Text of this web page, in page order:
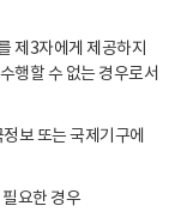
제3자에게 제공하지
행할 수 없는 경우로서
보 또는 국제기구에
요한 경우